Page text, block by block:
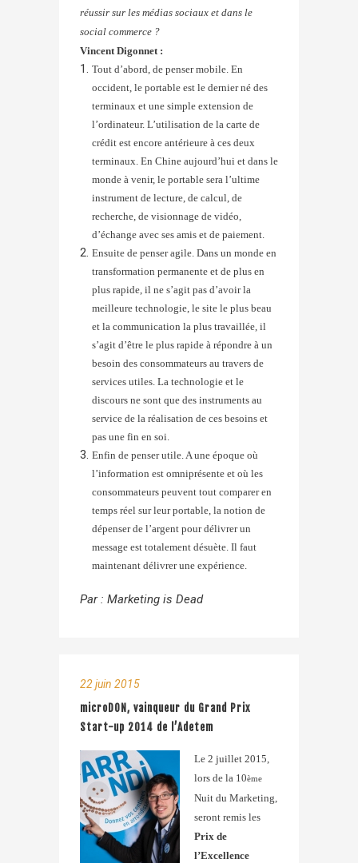
réussir sur les médias sociaux et dans le
social commerce ?
Vincent Digonnet :
Tout d’abord, de penser mobile. En
occident, le portable est le dernier né des
terminaux et une simple extension de
l’ordinateur. L’utilisation de la carte de
crédit est encore antérieure à ces deux
terminaux. En Chine aujourd’hui et dans le
monde à venir, le portable sera l’ultime
instrument de lecture, de calcul, de
recherche, de visionnage de vidéo,
d’échange avec ses amis et de paiement.
Ensuite de penser agile. Dans un monde en
transformation permanente et de plus en
plus rapide, il ne s’agit pas d’avoir la
meilleure technologie, le site le plus beau
et la communication la plus travaillée, il
s’agit d’être le plus rapide à répondre à un
besoin des consommateurs au travers de
services utiles. La technologie et le
discours ne sont que des instruments au
service de la réalisation de ces besoins et
pas une fin en soi.
Enfin de penser utile. A une époque où
l’information est omniprésente et où les
consommateurs peuvent tout comparer en
temps réel sur leur portable, la notion de
dépenser de l’argent pour délivrer un
message est totalement désuète. Il faut
maintenant délivrer une expérience.
Par : Marketing is Dead
22 juin 2015
microDON, vainqueur du Grand Prix
Start-up 2014 de l’Adetem
Le 2 juillet 2015,
lors de la 10ème
Nuit du Marketing,
seront remis les
Prix de
l’Excellence